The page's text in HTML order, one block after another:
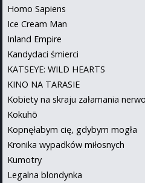
Homo Sapiens
Ice Cream Man
Inland Empire
Kandydaci śmierci
KATSEYE: WILD HEARTS
KINO NA TARASIE
Kobiety na skraju załamania
Kokuhō
Kopnęłabym cię, gdybym mogła
Kronika wypadków miłosnych
Kumotry
Legalna blondynka